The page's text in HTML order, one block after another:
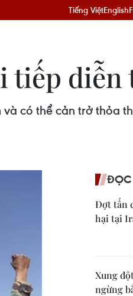
Tiếng ViệtEnglish
tiếp diễn
có thể cản trở thỏa
ĐỌC
Đợt tấn
hại tại
Xung
ngừng